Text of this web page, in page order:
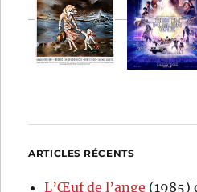
ARTICLES RÉCENTS
L’Œuf de l’ange (1985)